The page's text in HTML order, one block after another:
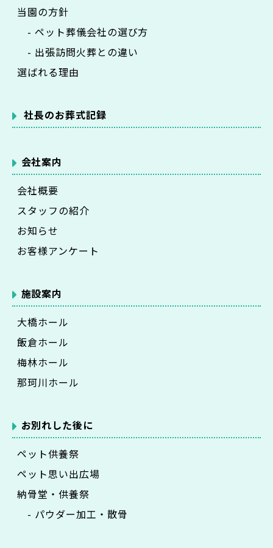
当園の方針
- ペット葬儀会社の選び方
- 出張訪問火葬との違い
選ばれる理由
社長のお葬式記録
会社案内
会社概要
スタッフの紹介
お知らせ
お客様アンケート
施設案内
大橋ホール
飯倉ホール
梅林ホール
那珂川ホール
お別れした後に
ペット供養祭
ペット思い出広場
納骨堂・供養祭
- パウダー加工・散骨